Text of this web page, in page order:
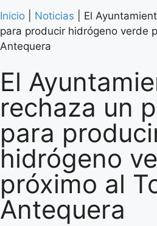
Inicio Noticias
El
para producir hidrógeno verde
Antequera
El
rechaza un
para
hidrógeno
próximo al
Antequera